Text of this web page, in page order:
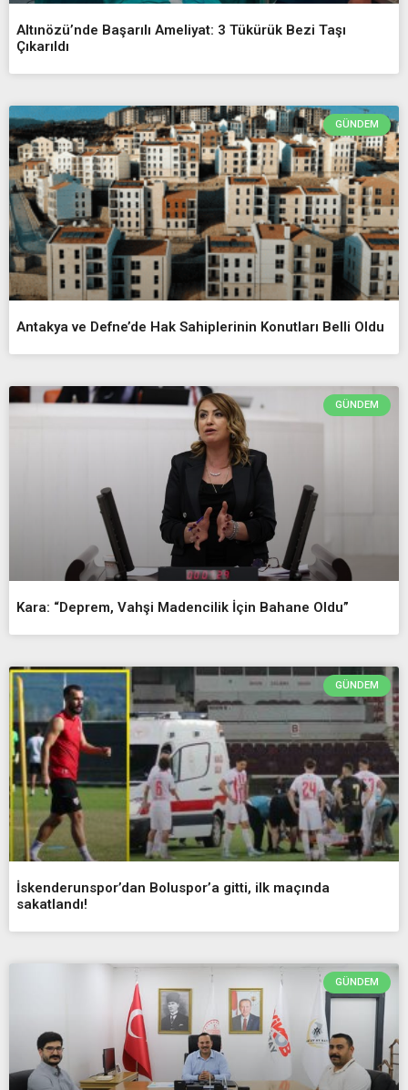
Altınözü’nde Başarılı Ameliyat: 3 Tükürük Bezi Taşı
Çıkarıldı
GÜNDEM
Antakya ve Defne’de Hak Sahiplerinin Konutları Belli Oldu
GÜNDEM
Kara: “Deprem, Vahşi Madencilik İçin Bahane Oldu”
GÜNDEM
İskenderunspor’dan Boluspor’a gitti, ilk maçında
sakatlandı!
GÜNDEM